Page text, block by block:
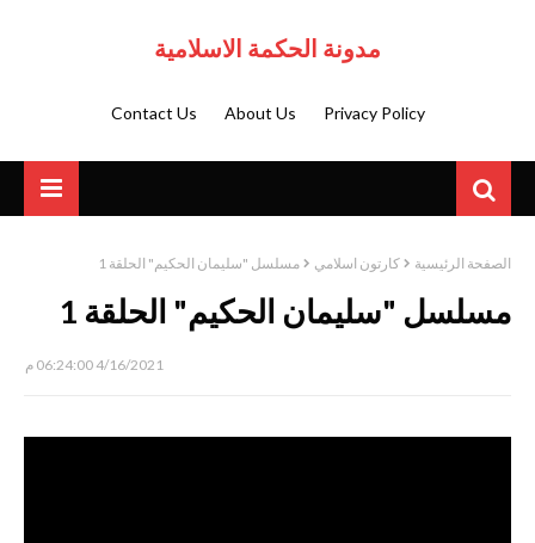
مدونة الحكمة الاسلامية
Privacy Policy
About Us
Contact Us
الصفحة الرئيسية كارتون اسلامي مسلسل "سليمان الحكيم" الحلقة 1
مسلسل "سليمان الحكيم" الحلقة 1
4/16/2021 06:24:00 م